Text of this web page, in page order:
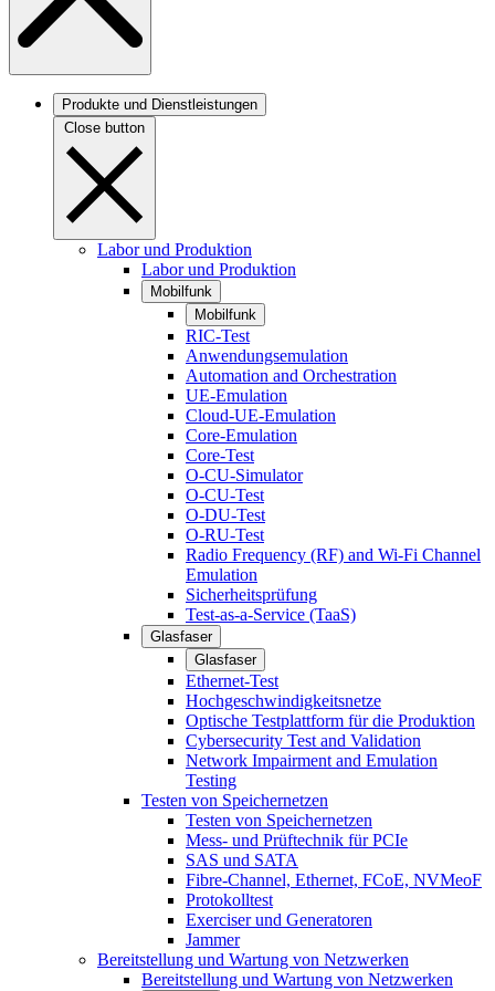
Produkte und Dienstleistungen
Close button
Labor und Produktion
Labor und Produktion
Mobilfunk
Mobilfunk
RIC-Test
Anwendungsemulation
Automation and Orchestration
UE-Emulation
Cloud-UE-Emulation
Core-Emulation
Core-Test
O-CU-Simulator
O-CU-Test
O-DU-Test
O-RU-Test
Radio Frequency (RF) and Wi-Fi Channel
Emulation
Sicherheitsprüfung
Test-as-a-Service (TaaS)
Glasfaser
Glasfaser
Ethernet-Test
Hochgeschwindigkeitsnetze
Optische Testplattform für die Produktion
Cybersecurity Test and Validation
Network Impairment and Emulation
Testing
Testen von Speichernetzen
Testen von Speichernetzen
Mess- und Prüftechnik für PCIe
SAS und SATA
Fibre-Channel, Ethernet, FCoE, NVMeoF
Protokolltest
Exerciser und Generatoren
Jammer
Bereitstellung und Wartung von Netzwerken
Bereitstellung und Wartung von Netzwerken